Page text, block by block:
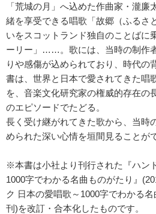
「荒城の月」へ込めた作曲家・瀧
緒を享受できる唱歌「故郷（ふるさ
いをスコットランド独自のことばに
ーリー」……。歌には、当時の制作
りや感傷が込められており、時代の
書は、世界と日本で愛されてきた唱
を、音楽文化研究家の権威的存在の
のエピソードでたどる。
長く受け継がれてきた歌から、当時
められた深い心情を垣間見ることが
※本書は小社より刊行された『ハン
1000字でわかる名曲ものがたり』
ク 日本の愛唱歌～1000字でわかる
刊)を改訂・合本化したものです。